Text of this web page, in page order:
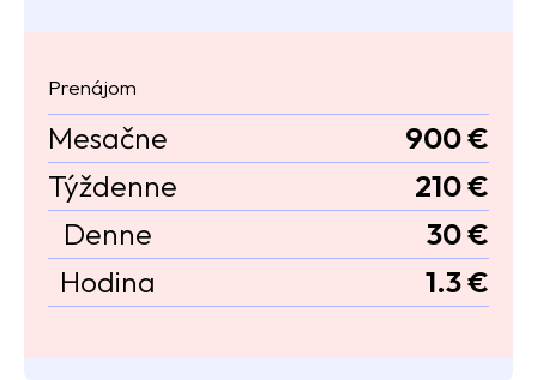
Prenájom
Mesačne
900 €
Týždenne
210 €
Denne
30 €
Hodina
1.3 €